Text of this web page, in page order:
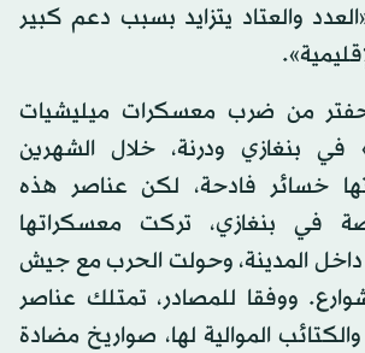
والعتاد يتزايد بسبب دعم كبير
من ضرب معسكرات ميليشيات
في بنغازي ودرنة، خلال الشهرين
خسائر فادحة، لكن عناصر هذه
في بنغازي، تركت معسكراتها
داخل المدينة، وحولت الحرب مع جيش
ووفقا للمصادر، تمتلك عناصر
الموالية لها، صواريخ مضادة